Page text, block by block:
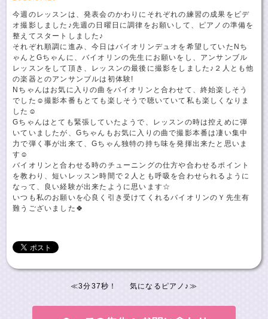
今週のレッスンは、発表会のかわりにそれぞれの練習の成果をビデ
オ撮影しました♪先週の日曜日に調律をお願いして、ピアノの準備を
整えてスタートしました♪
それぞれ順調に進み、今日はバイオリンデュオを希望していたNち
ゃんとGちゃんに、バイオリンの先生にお願いをし、アンサンブル
レッスンをして頂き、レッスンの最後に撮影をしました♪２人とも他
の楽器とのアンサンブルは初体験!
Nちゃんはお気に入りの曲をバイオリンと合わせて、終始楽しそう
でした☺️撮影本番もとても楽しそうで聴いていて私も楽しくなりま
した☺️
Gちゃんはとても緊張していたようで、レッスンの時は控えめに弾
いていましたが、Gちゃんもお気に入りの曲で撮影本番は凄い集中
力で弾く事が出来て、Gちゃん独特の持ち味を発揮出来たと思いま
す☺️
バイオリンと合わせる時のチューニングの仕方や合わせるポイント
を教わり、短いレッスン時間で２人とも呼吸を合わせられるように
なって、良い経験が出来たように思います☆
いつも私のお願いを心良く引き受けてくれるバイオリンのＹ先生有
難うございました🍀
≪3分37秒！ 気になるピアノ♪ ≫